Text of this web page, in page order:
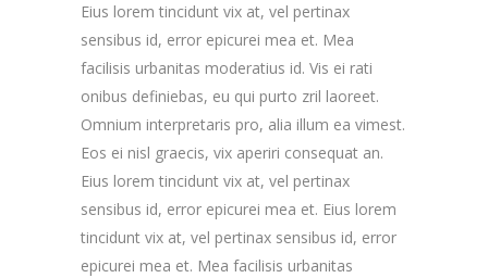
Eius lorem tincidunt vix at, vel pertinax
sensibus id, error epicurei mea et. Mea
facilisis urbanitas moderatius id. Vis ei rati
onibus definiebas, eu qui purto zril laoreet.
Omnium interpretaris pro, alia illum ea vimest.
Eos ei nisl graecis, vix aperiri consequat an.
Eius lorem tincidunt vix at, vel pertinax
sensibus id, error epicurei mea et. Eius lorem
tincidunt vix at, vel pertinax sensibus id, error
epicurei mea et. Mea facilisis urbanitas